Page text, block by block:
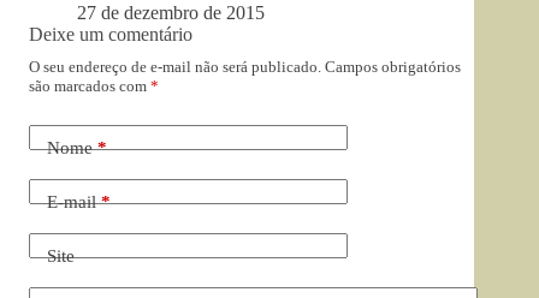
27 de dezembro de 2015
Deixe um comentário
O seu endereço de e-mail não será publicado. Campos obrigatórios
são marcados com *
Nome*
E-mail*
Site